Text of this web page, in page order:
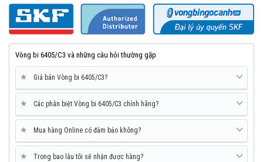
Vòng bi 6405/C3 và những câu hỏi thường gặp
★ Giá bán Vòng bi 6405/C3?
★ Các phân biệt Vòng bi 6405/C3 chính hãng?
★ Mua hàng Online có đảm bảo không?
★ Trong bao lâu tôi sẽ nhận được hàng?